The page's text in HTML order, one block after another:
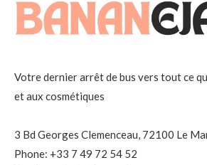
Votre dernier arrêt de bus vers tout ce
et aux cosmétiques
3 Bd Georges Clemenceau, 72100 Le
Phone: +33 7 49 72 54 52